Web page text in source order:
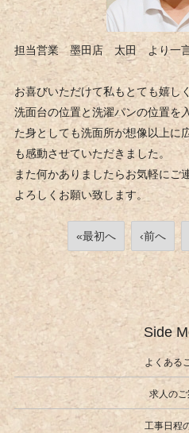
担当営業 墨田店 太田 より一言
お喜びいただけて私もとても嬉し
洗面台の位置と洗濯パンの位置を
た身としても洗面所が想像以上に
も感動させていただきました。
また何かありましたらお気軽にご
よろしくお願い致します。
«最初へ ‹前へ
Side
よくある
求人のご
工事日程